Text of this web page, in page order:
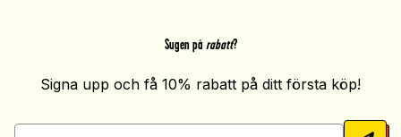
Sugen på rabatt?
Signa upp och få 10% rabatt på ditt första köp!